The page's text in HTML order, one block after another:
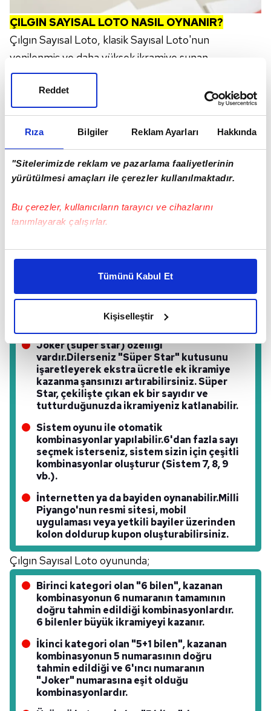
Rıza Bilgiler Reklam Ayarları Hakkında
"Sitelerimizde reklam ve pazarlama faaliyetlerinin
yürütülmesi amaçları ile çerezler kullanılmaktadır.
Bu çerezler, kullanıcıların tarayıcı ve cihazlarını
tanımlayarak çalışırlar.
Bu çerezlere izin vermeniz halinde sizlere özel
daha iyi reklam deneyimi yaşatabiliriz. Bunu yaparken
amacımızın size daha iyi bir reklam deneyimi sunmak
elimizden gelen çabayı gösterdiğimizi ve bu noktada,
kalemimiz olduğunu sizlere hatırlatmak isteriz.
Her halükârda, kullanıcılar, bu çerezlere izin vermedikleri
takdirde, kullanıcılara hedefli reklamlar
gösterilmeyecektir."
Sizlere daha iyi bir hizmet sunabilmek için İnternet
Sitemizde kendimize ve üçüncü kişilere ait çerezler
kullanılmaktadır. Bu çerezler vasıtasıyla çeşitli kişisel
verileriniz işlenmekte olup gerekli olan çerezler bilgi
toplumu hizmetlerinin sunulması amacıyla
kullanılmaktadır. Diğer çerezler, sitemizin daha işlevsel
kılınması ve kişiselleştirilmesi ve sizlere yönelik
reklam/pazarlama faaliyetlerinin yapılması, amaçlarıyla
sınırlı olarak açık rızanız dahilinde kullanılacaktır.
Çerezlere ilişkin tercihlerinizi aşağıda yer alan panel
vasıtasıyla belirleyebilirsiniz. Çerezlere ilişkin detaylı bilgi
için Ayarlar butonuna tıklayabilir,Çerez Bilgilendirme
Metnimiziziyaret edebilirsiniz.
6698 sayılı Kişisel Verilerin Korunması Kanunu uyarınca
hazırlanmış Aydınlatma Metnimizi okumak ve sitemizde
ilgili mevzuata uygun olarak kullanılan çerezlerle ilgili bilgi
tıklayınız
Tümünü Kabul Et
Kişiselleştir
Reddet
ÇILGIN SAYISAL LOTO NASIL OYNANIR?
Çılgın Sayısal Loto, klasik Sayısal Loto'nun
yenilenmiş ve daha yüksek ikramiye sunan
versiyonudur. Oynaması oldukça kolaydır:
1 ile 90 arasından 6 sayı seçilir.Her kolon
bir oyun olarak kabul edilir ve isterseniz
birden fazla kolon doldurabilirsiniz.
Joker (süper star) özelliği
vardır.Dilerseniz "Süper Star" kutusunu
işaretleyerek ekstra ücretle ek ikramiye
kazanma şansınızı artırabilirsiniz. Süper
Star, çekilişte çıkan ek bir sayıdır ve
tutturduğunuzda ikramiyeniz katlanabilir.
Sistem oyunu ile otomatik
kombinasyonlar yapılabilir.6'dan fazla sayı
seçmek isterseniz, sistem sizin için çeşitli
kombinasyonlar oluşturur (Sistem 7, 8, 9
vb.).
İnternetten ya da bayiden oynanabilir.Milli
Piyango'nun resmi sitesi, mobil
uygulaması veya yetkili bayiler üzerinden
kolon doldurup kupon oluşturabilirsiniz.
Çılgın Sayısal Loto oyununda;
Birinci kategori olan "6 bilen", kazanan
kombinasyonun 6 numaranın tamamının
doğru tahmin edildiği kombinasyonlardır.
6 bilenler büyük ikramiyeyi kazanır.
İkinci kategori olan "5+1 bilen", kazanan
kombinasyonun 5 numarasının doğru
tahmin edildiği ve 6'ıncı numaranın
"Joker" numarasına eşit olduğu
kombinasyonlardır.